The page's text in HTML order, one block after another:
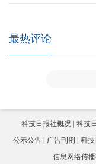
最热评论
科技日报社概况 科技
公示公告
广告刊例 科
信息网络传